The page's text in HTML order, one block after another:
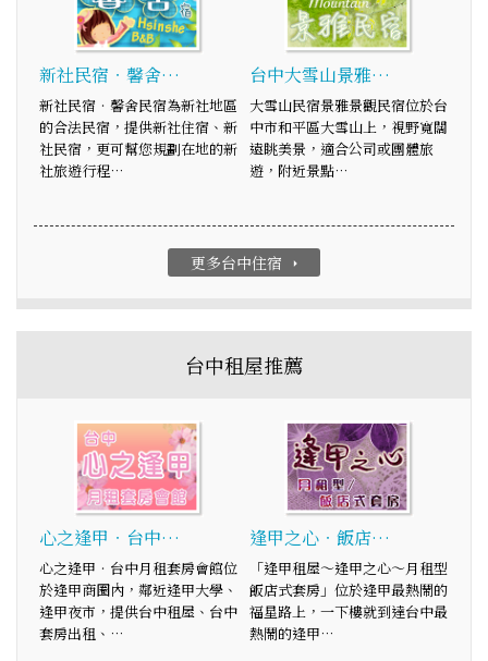
新社民宿‧馨舍…
新社民宿‧馨舍民宿為新社地區
的合法民宿，提供新社住宿、新
社民宿，更可幫您規劃在地的新
社旅遊行程…
台中大雪山景雅…
大雪山民宿景雅景觀民宿位於台
中市和平區大雪山上，視野寬闊
遠眺美景，適合公司或團體旅
遊，附近景點…
更多台中住宿 arrow_right
台中租屋推薦
心之逢甲‧台中…
心之逢甲‧台中月租套房會館位
於逢甲商圈內，鄰近逢甲大學、
逢甲夜市，提供台中租屋、台中
套房出租、…
逢甲之心‧飯店…
「逢甲租屋～逢甲之心～月租型
飯店式套房」位於逢甲最熱鬧的
福星路上，一下樓就到達台中最
熱鬧的逢甲…